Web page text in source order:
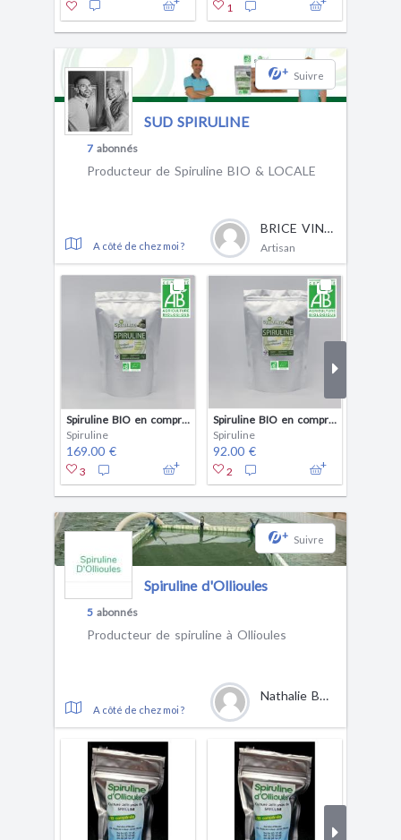
1
+ Suivre
SUD SPIRULINE
7 abonnés
Producteur de Spiruline BIO & LOCALE
A côté de chez moi ?
BRICE VINCENT
Artisan
Spiruline BIO en comprimés 1 kg
Spiruline
169.00 €
3
Spiruline BIO en comprimes 500 g
Spiruline
92.00 €
2
+ Suivre
Spiruline d'Ollioules
5 abonnés
Producteur de spiruline à Ollioules
A côté de chez moi ?
Nathalie BASTION